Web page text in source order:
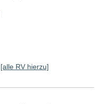
[alle RV hierzu]